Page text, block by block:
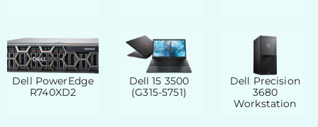
Dell PowerEdge
R740XD2
Dell 15 3500
(G315-5751)
Dell Precision
3680
Workstation